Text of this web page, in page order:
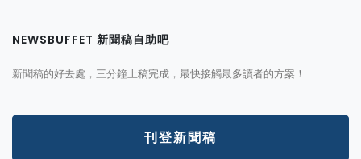
NEWSBUFFET 新聞稿自助吧
新聞稿的好去處，三分鐘上稿完成，最快接觸最多讀者的方案！
刊登新聞稿